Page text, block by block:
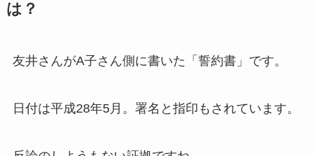
は？
友井さんがA子さん側に書いた「誓約書」です。
日付は平成28年5月。署名と指印もされています。